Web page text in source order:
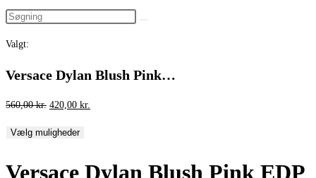
Valgt:
Versace Dylan Blush Pink…
560,00kr. Den
pris
560,00 kr..
420,00 kr.
420,00 kr..
Vælg muligheder
Versace Dylan Blush Pink EDP